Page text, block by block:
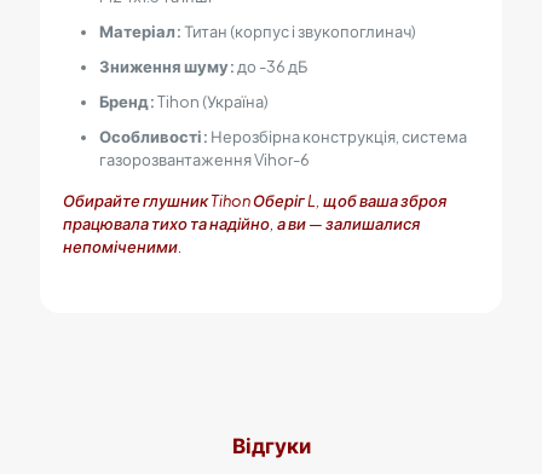
Матеріал:Титан (корпус і звукопоглинач)
Зниження шуму: до -36 дБ
Бренд:Tihon (Україна)
Особливості: Нерозбірна конструкція, система
газорозвантаження Vihor-6
Обирайте глушник Tihon Оберіг L, щоб ваша зброя
працювала тихо та надійно, а ви — залишалися
непоміченими.
Відгуки